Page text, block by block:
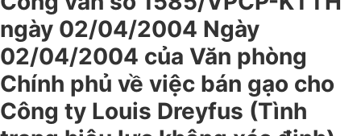
ngày 02/04/2004 Ngày
02/04/2004 của Văn phòng
Chính phủ về việc bán gạo cho
Công ty Louis Dreyfus (Tình